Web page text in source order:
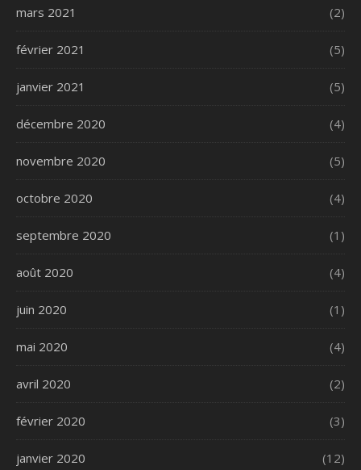
mars 2021 (2)
février 2021 (5)
janvier 2021 (5)
décembre 2020 (4)
novembre 2020 (5)
octobre 2020 (4)
septembre 2020 (1)
août 2020 (4)
juin 2020 (1)
mai 2020 (4)
avril 2020 (2)
février 2020 (3)
janvier 2020 (12)